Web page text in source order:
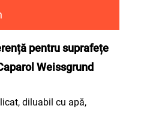
pentru suprafețe
Weissgrund
diluabil cu apă,